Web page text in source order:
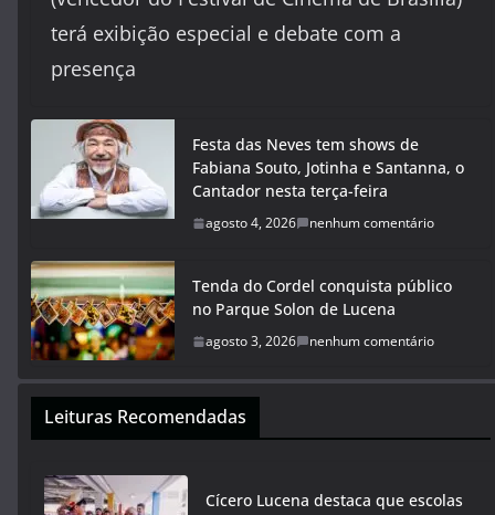
terá exibição especial e debate com a
presença
Festa das Neves tem shows de
Fabiana Souto, Jotinha e Santanna, o
Cantador nesta terça-feira
agosto 4, 2026 nenhum comentário
Tenda do Cordel conquista público
no Parque Solon de Lucena
agosto 3, 2026 nenhum comentário
Leituras Recomendadas
Cícero Lucena destaca que escolas